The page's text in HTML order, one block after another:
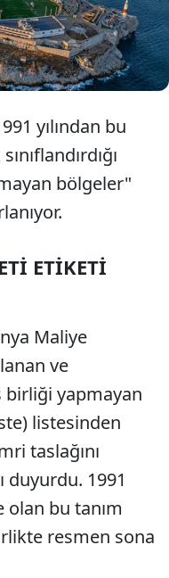
hazırlanıyor.
yılından bu
bölgeler"
ETİKETİ
Maliye
ve
birliği yapmayan
listesinden
taslağını
duyurdu. 1991
olan bu tanım
resmen sona